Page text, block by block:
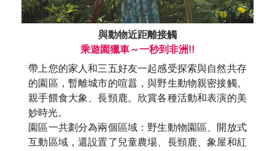
與動物近距離接觸
乘遊園獵車～一秒到非洲!!
帶上您的家人和三五好友一起感受探索與自然共存
的園區，暫離城市的喧囂，與野生動物親密接觸。
親手餵食大象、長頸鹿。欣賞各種活動和表演的美
妙時光。
園區一共劃分為兩個區域：野生動物園區、開放式
互動區域，還設置了兒童農場、長頸鹿、象屋和紅